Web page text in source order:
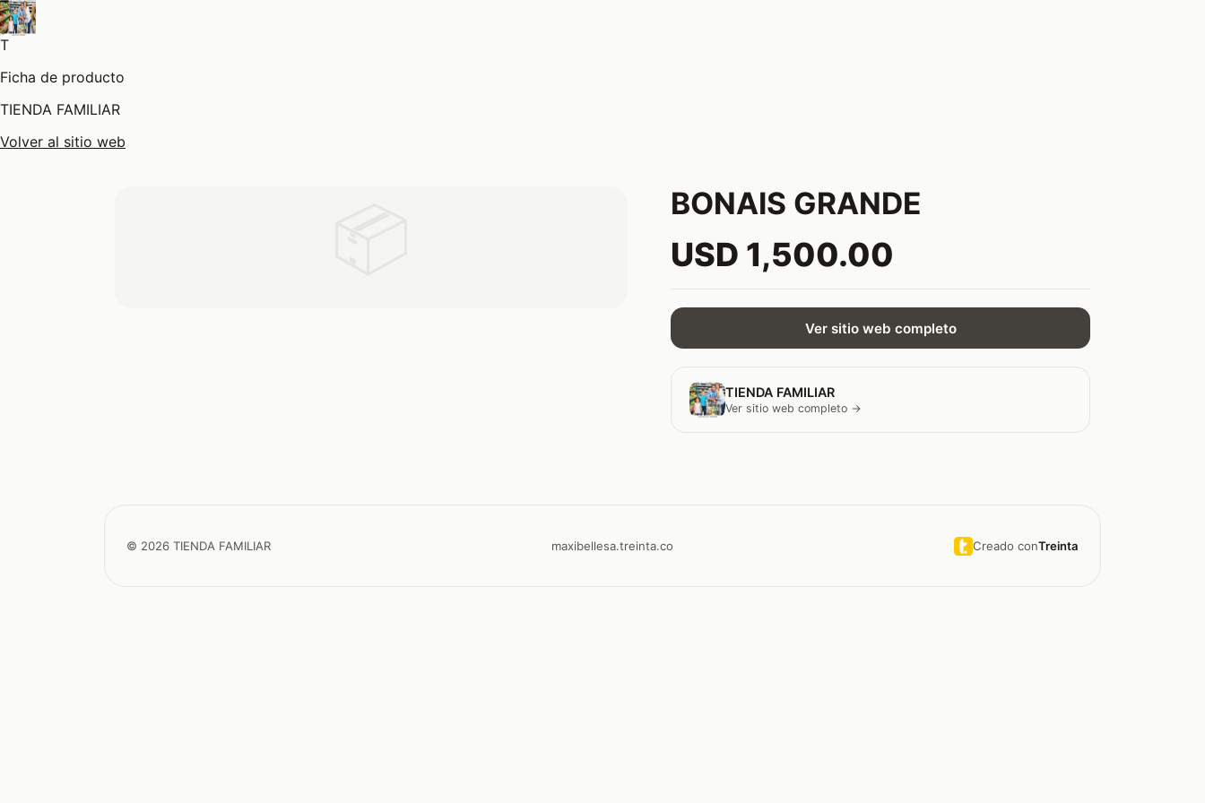
T
Ficha de producto
TIENDA FAMILIAR
Volver al sitio web
BONAIS GRANDE
USD 1,500.00
Ver sitio web completo
TIENDA FAMILIAR
Ver sitio web completo →
© 2026 TIENDA FAMILIAR maxibellesa.treinta.co Creado conTreinta